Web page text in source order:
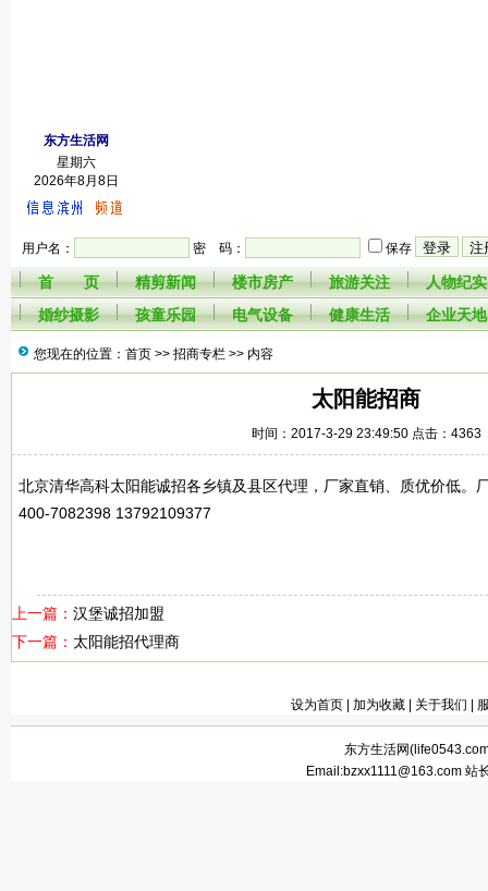
东方生活网
星期六
2026年8月8日
用户名： 密 码： 保存
首 页 精剪新闻 楼市房产 旅游关注
人物纪实
婚纱摄影
孩童乐园 电气设备 健康生活 企业天地
您现在的位置：首页 >> 招商专栏 >> 内容
太阳能招商
时间：2017-3-29 23:49:50 点击：4363
北京清华高科太阳能诚招各乡镇及县区代理，厂家直销、质优价低。
400-7082398 13792109377
上一篇： 汉堡诚招加盟
下一篇： 太阳能招代理商
设为首页| 加为收藏| 关于我们
东方生活网(
Email:bzxx1111@163.com 站